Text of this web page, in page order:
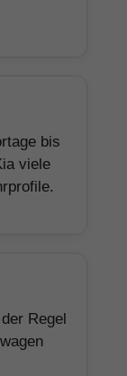
bis
viele
Regel